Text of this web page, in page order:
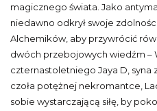
magicznego świata. Jako
niedawno odkrył swoje
Alchemików, aby przywrócić
dwóch przebojowych wiedźm –
czternastoletniego Jaya D, syna
czoła potężnej nekromantce,
sobie wystarczającą siłę, by